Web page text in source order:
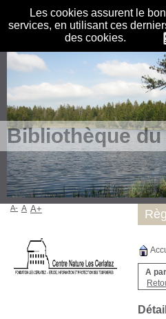
Les cookies assurent le
services, en utilisant ces
des cookies.
Bibliothèque
A
A- A A+